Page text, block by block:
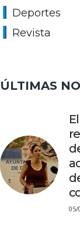
Deportes
Revista
ÚLTIMAS
05/